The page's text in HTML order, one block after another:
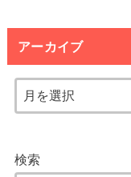
アーカイブ
検索